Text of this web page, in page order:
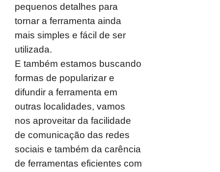
pequenos detalhes para
tornar a ferramenta ainda
mais simples e fácil de ser
utilizada.
E também estamos buscando
formas de popularizar e
difundir a ferramenta em
outras localidades, vamos
nos aproveitar da facilidade
de comunicação das redes
sociais e também da carência
de ferramentas eficientes com